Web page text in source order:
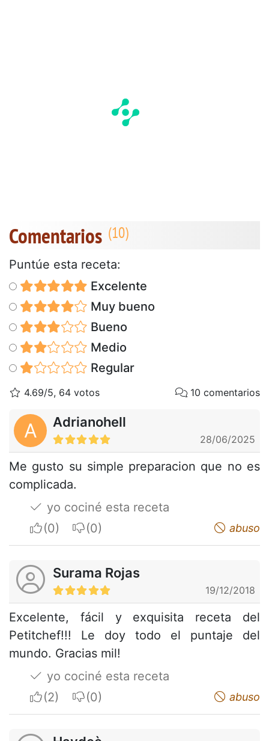
Comentarios
Puntúe esta receta:
Excelente
Muy bueno
Bueno
Medio
Regular
4.69/5, 64 votos 10 comentarios
A Adrianohell
28/06/2025
Me gusto su simple preparacion que no es
complicada.
yo cociné esta receta
I apreciateI do not appreciate abuso
Surama Rojas
19/12/2018
Excelente, fácil y exquisita receta del
Petitchef!!! Le doy todo el puntaje del
mundo. Gracias mil!
yo cociné esta receta
I apreciateI do not appreciate abuso